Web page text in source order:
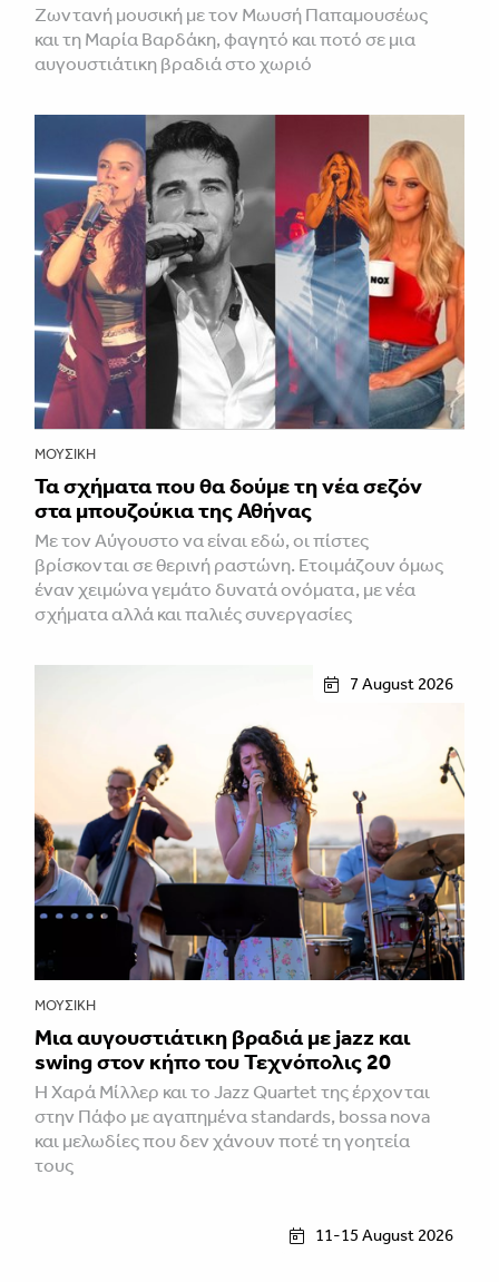
Ζωντανή μουσική με τον Μωυσή Παπαμουσέως
και τη Μαρία Βαρδάκη, φαγητό και ποτό σε μια
αυγουστιάτικη βραδιά στο χωριό
ΜΟΥΣΙΚΉ
Τα σχήματα που θα δούμε τη νέα σεζόν
στα μπουζούκια της Αθήνας
Με τον Αύγουστο να είναι εδώ, οι πίστες
βρίσκονται σε θερινή ραστώνη. Ετοιμάζουν όμως
έναν χειμώνα γεμάτο δυνατά ονόματα, με νέα
σχήματα αλλά και παλιές συνεργασίες
7 August 2026
ΜΟΥΣΙΚΉ
Μια αυγουστιάτικη βραδιά με jazz και
swing στον κήπο του Τεχνόπολις 20
Η Χαρά Μίλλερ και το Jazz Quartet της έρχονται
στην Πάφο με αγαπημένα standards, bossa nova
και μελωδίες που δεν χάνουν ποτέ τη γοητεία
τους
11-15 August 2026